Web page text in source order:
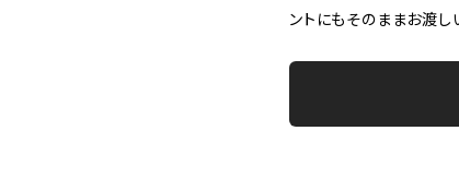
ントにもそのままお渡し